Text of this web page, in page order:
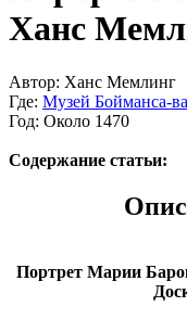
Ханс
Автор: Ханс Мемлинг
Где: Музей Бойманса-
Год: Около 1470
Содержание статьи:
Портрет Марии